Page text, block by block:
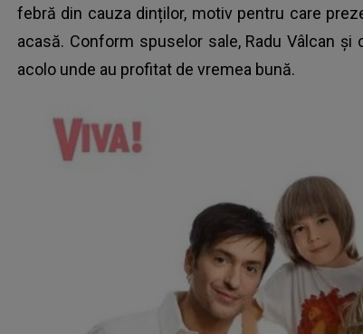
febră din cauza dinților, motiv pentru care
acasă. Conform spuselor sale, Radu Vâlcan
acolo unde au profitat de vremea bună.